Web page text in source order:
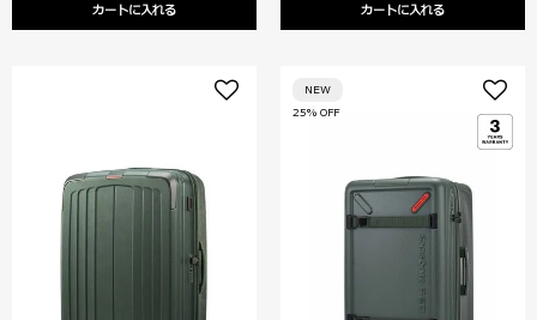
カートに入れる カートに入れる
25% OFF
NEW